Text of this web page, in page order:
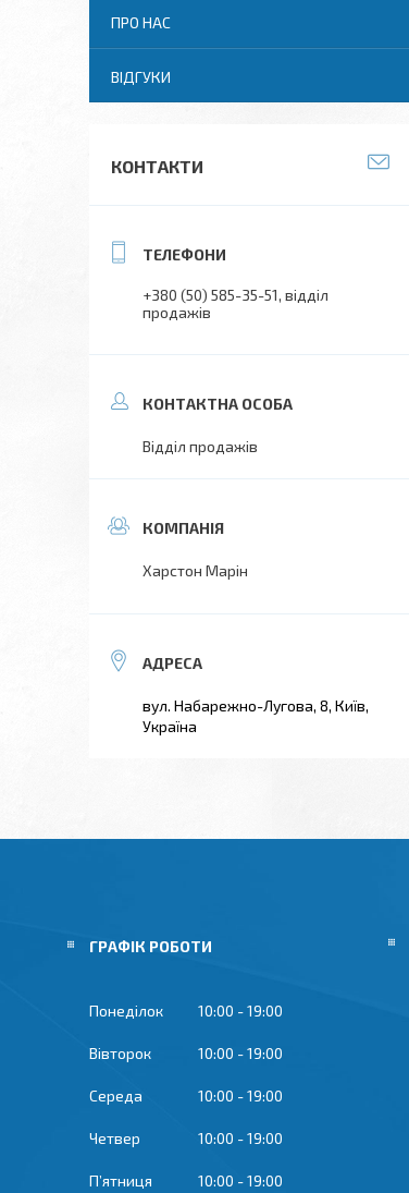
ПРО НАС
ВІДГУКИ
КОНТАКТИ
+380 (50) 585-35-51 відділ
продажів
Відділ продажів
Харстон Марін
вул. Набарежно-Лугова, 8, Київ,
Україна
ГРАФІК РОБОТИ
Понеділок 10:00 19:00
Вівторок 10:00 19:00
Середа 10:00 19:00
Четвер 10:00 19:00
Пʼятниця 10:00 19:00